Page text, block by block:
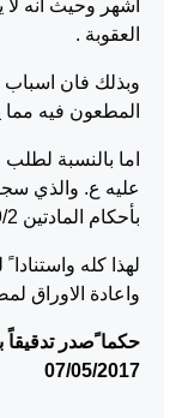
اشهر وحيث انه
العقوبة .
وبذلك فان اسباب
المطعون فيه
اما بالنسبة
بأحكام المادتين 369/2 ، 398 من قانون الاجراءات الجزائية .
لهذا كله
واعادة الاوراق
حكما ًصدر تدقيقاً
07/05/2017